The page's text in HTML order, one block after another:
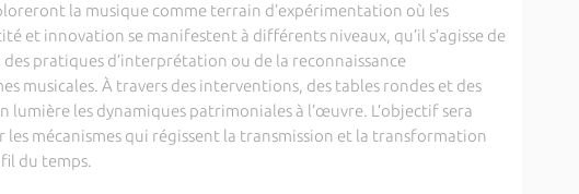
la musique comme terrain d’expérimentation où les
et innovation se manifestent à différents niveaux, qu’il s’agisse de
pratiques d’interprétation ou de la reconnaissance
musicales. À travers des interventions, des tables rondes et des
lumière les dynamiques patrimoniales à l’œuvre. L’objectif sera
les mécanismes qui régissent la transmission et la transformation
du temps.